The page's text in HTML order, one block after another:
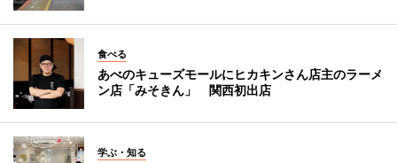
食べる
あべのキューズモールにヒカキンさん店主のラーメ
ン店「みそきん」 関西初出店
学ぶ・知る